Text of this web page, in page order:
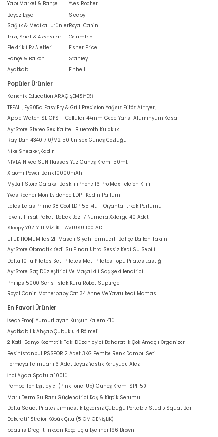
Yapı Market & Bahçe
Beyaz Eşya
Sağlık & Medikal Ürünler
Takı, Saat & Aksesuar
Elektrikli Ev Aletleri
Bahçe & Balkon
Ayakkabı
Yves Rocher
Sleepy
Royal Canin
Columbia
Fisher Price
Stanley
Einhell
Popüler Ürünler
Kanonik Education ARAÇ ŞEMSİYESİ
TEFAL , Ey505d Easy Fry & Grill Precision Yağsız Fritöz Airfryer,
Apple Watch SE GPS + Cellular 44mm Gece Yarısı Alüminyum Kasa
AyrStore Stereo Ses Kaliteli Bluetooth Kulaklık
Ray-Ban 4340 710/M2 50 Unisex Güneş Gözlüğü
Nike Sneaker,Kadın
NIVEA Nivea SUN Hassas Yüz Güneş Kremi 50ml,
Xiaomi Power Bank 10000mAh
MyBalliStore Galaksi Baskılı iPhone 16 Pro Max Telefon Kılıfı
Yves Rocher Mon Evidence EDP- Kadın Parfüm
Lelas Lelas Prime 38 Cool EDP 55 ML – Oryantal Erkek Parfümü
levent Fırsat Paketi Bebek Bezi 7 Numara Xxlarge 40 Adet
Sleepy YÜZEY TEMİZLİK HAVLUSU 100 ADET
UFUK HOME Milas 211 Masalı Siyah Fermuarlı Bahçe Balkon Takımı
AyrStore Otomatik Kedi Su Pınarı Ultra Sessiz Kedi Su Sebili
Delta 10 lu Pilates Seti Pilates Matı Pilates Topu Pilates Lastiği
AyrStore Saç Düzleştirici Ve Maşa İkili Saç Şekillendirici
Philips 5000 Serisi Islak Kuru Robot Süpürge
Royal Canin Motherbaby Cat 34 Anne Ve Yavru Kedi Maması
En Favori Ürünler
İsego Emoji Yumurtlayan Kurşun Kalem 4'lü
Ayakkabılık Ahşap Çubuklu 4 Bölmeli
2 Katlı Banyo Kozmetik Takı Düzenleyici Baharatlık Çok Amaçlı Organizer
Besinistanbul PSSPOR 2 Adet 3KG Pembe Renk Dambıl Seti
Formeya Fermuarlı 6 Adet Beyaz Yastık Koruyucu Alez
İnci Ağda Spatula 100lü
Pembe Ton Eşitleyici (Pink Tone-Up) Güneş Kremi SPF 50
Maru.Derm Su Bazlı Güçlendirici Kaş & Kirpik Serumu
Delta Squat Pilates Jimnastik Egzersiz Çubuğu Portable Studio Squat Bar
Dekoratif Strafor Köpük Çıta (5 CM GENİŞLİK)
beaulis Drag It Inkpen Keçe Uçlu Eyeliner 196 Brown